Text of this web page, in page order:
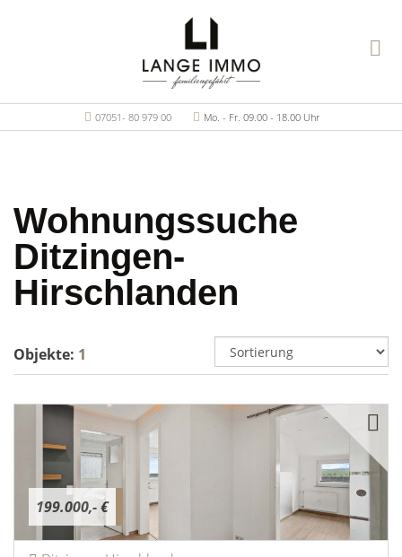
07051- 80 979 00 Mo. - Fr. 09.00 - 18.00 Uhr
Wohnungssuche
Ditzingen-
Hirschlanden
Objekte: 1
199.000,- €